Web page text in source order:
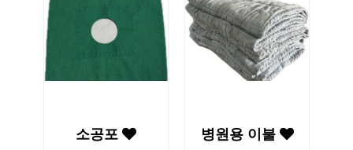
소공포 병원용 이불